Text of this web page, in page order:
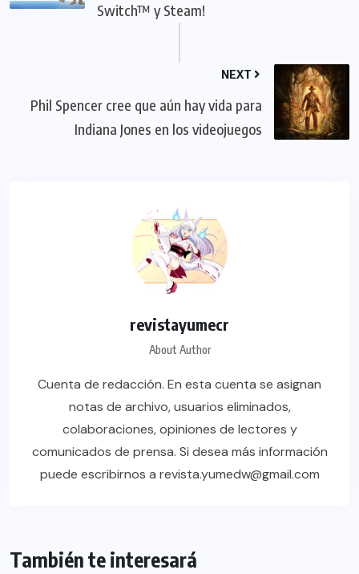
Switch™ y Steam!
NEXT
Phil Spencer cree que aún hay vida para
Indiana Jones en los videojuegos
revistayumecr
About Author
Cuenta de redacción. En esta cuenta se asignan
notas de archivo, usuarios eliminados,
colaboraciones, opiniones de lectores y
comunicados de prensa. Si desea más información
puede escribirnos a revista.yumedw@gmail.com
También te interesará